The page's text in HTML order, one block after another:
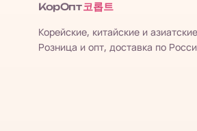
КорОпт 코롭트
Корейские, китайские и
Розница и опт, доставка по